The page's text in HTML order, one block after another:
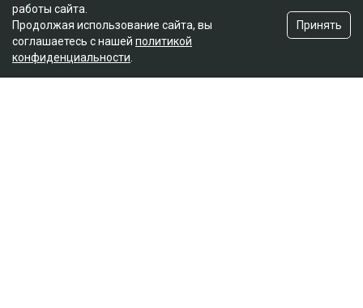
работы сайта.
Продолжая использование сайта, вы
соглашаетесь с нашей политикой
конфиденциальности
Принять